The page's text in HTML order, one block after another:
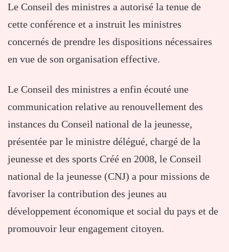
Le Conseil des ministres a autorisé la tenue de
cette conférence et a instruit les ministres
concernés de prendre les dispositions nécessaires
en vue de son organisation effective.
Le Conseil des ministres a enfin écouté une
communication relative au renouvellement des
instances du Conseil national de la jeunesse,
présentée par le ministre délégué, chargé de la
jeunesse et des sports Créé en 2008, le Conseil
national de la jeunesse (CNJ) a pour missions de
favoriser la contribution des jeunes au
développement économique et social du pays et de
promouvoir leur engagement citoyen.